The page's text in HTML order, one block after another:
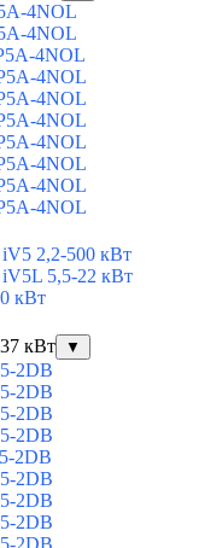
4NOL
4NOL
4NOL
4NOL
4NOL
4NOL
4NOL
4NOL
4NOL
4NOL
2,2-500 кВт
5,5-22 кВт
кВт
кВт ▼
2DB
2DB
2DB
2DB
2DB
2DB
2DB
2DB